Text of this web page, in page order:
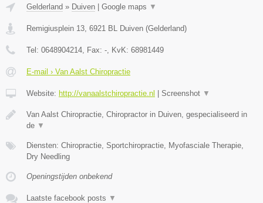
Gelderland » Duiven | Google maps ▼
Remigiusplein 13 6921 BL Duiven (Gelderland)
Tel: 0648904214 , Fax: - , KvK: 68981449
E-mail › Van Aalst Chiropractie
Website: http://vanaalstchiropractie.nl | Screenshot ▼
Van Aalst Chiropractie, Chiropractor in Duiven, gespecialiseerd in
de ▼
Diensten: Chiropractie, Sportchiropractie, Myofasciale Therapie,
Dry Needling
Openingstijden onbekend
Laatste facebook posts ▼